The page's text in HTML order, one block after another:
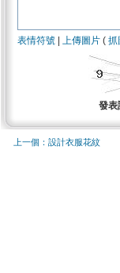
表情符號 上傳圖片 ( 抓
發表
上一個：設計衣服花紋